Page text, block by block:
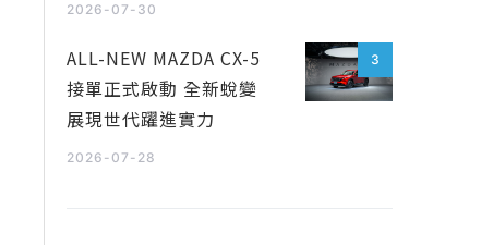
2026-07-30
3
ALL-NEW MAZDA CX-5
接單正式啟動 全新蛻變
展現世代躍進實力
2026-07-28